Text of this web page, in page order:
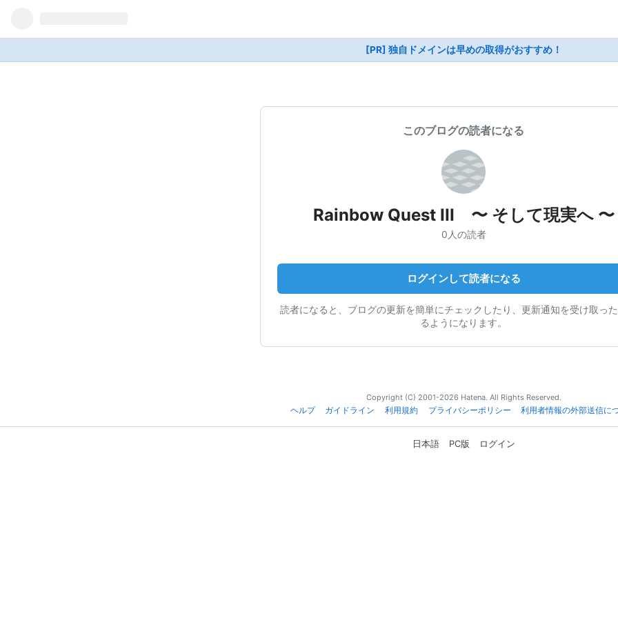
[PR] 独自ドメインは早めの取得がおすすめ！
このブログの読者になる
Rainbow Quest III 〜 そして現実へ 〜
0人の読者
ログインして読者になる
読者になると、ブログの更新を簡単にチェックしたり、更新通知を受け取っ
るようになります。
Copyright (C) 2001-2026 Hatena. All Rights Reserved.
ヘルプ
ガイドライン 利用規約 プライバシーポリシー 利用者情報の外部送信に
日本語 PC版 ログイン